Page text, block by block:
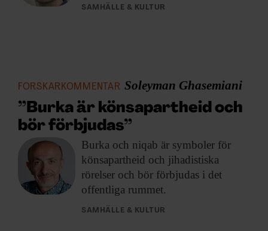
SAMHÄLLE & KULTUR
FORSKARKOMMENTAR Soleyman Ghasemiani
”Burka är könsapartheid och
bör förbjudas”
Burka och niqab är symboler för
könsapartheid och jihadistiska
rörelser och bör förbjudas i det
offentliga rummet.
SAMHÄLLE & KULTUR